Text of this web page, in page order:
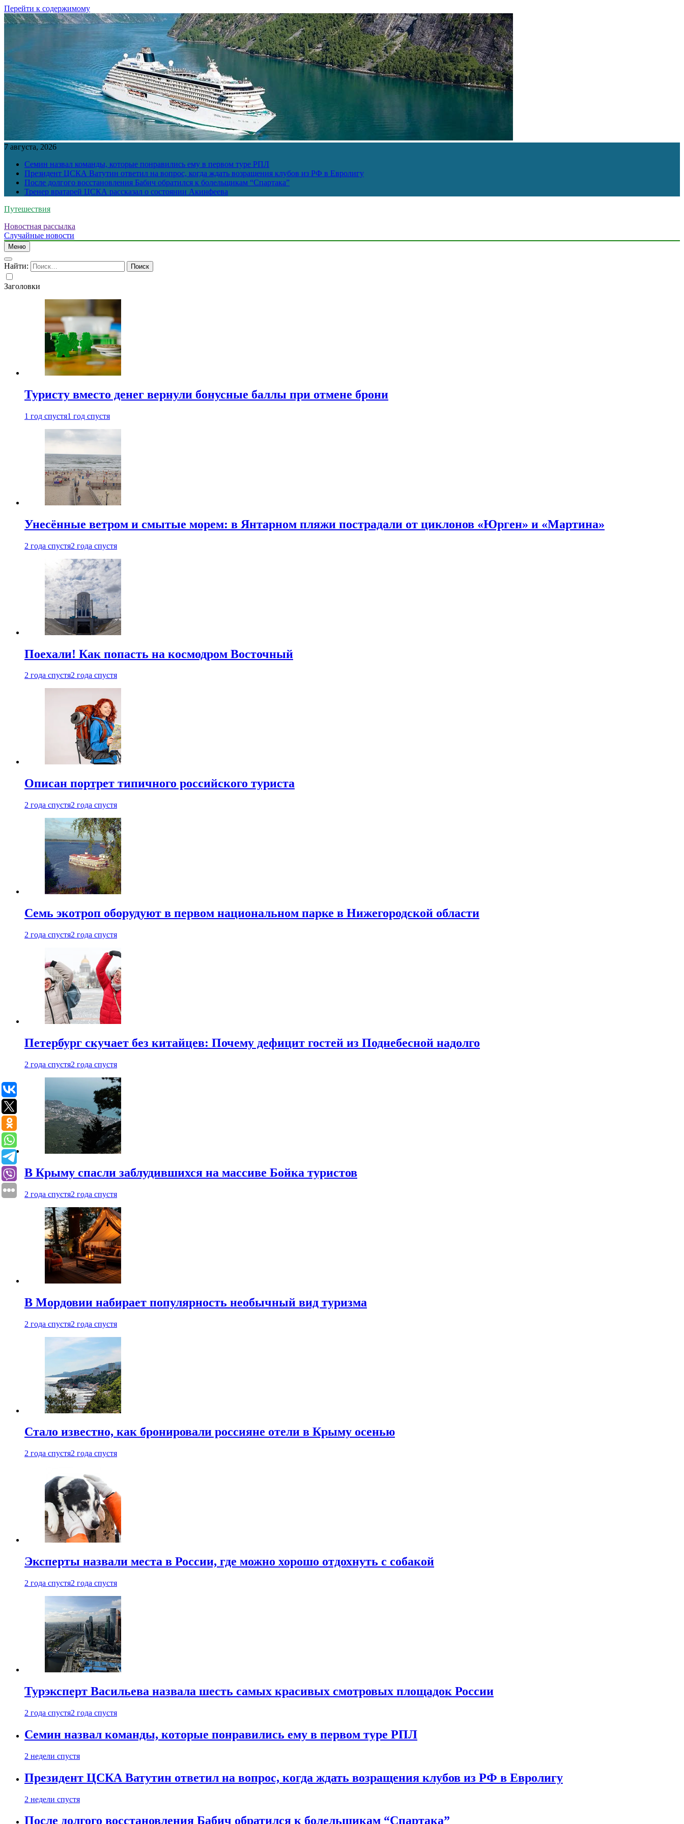
Перейти к содержимому
7 августа, 2026
Семин назвал команды, которые понравились ему в первом туре РПЛ
Президент ЦСКА Ватутин ответил на вопрос, когда ждать возращения клубов из РФ в Евролигу
После долгого восстановления Бабич обратился к болельщикам “Спартака”
Тренер вратарей ЦСКА рассказал о состоянии Акинфеева
Путешествия
Новостная рассылка
Случайные новости
Меню
Найти:
Заголовки
Туристу вместо денег вернули бонусные баллы при отмене брони
1 год спустя1 год спустя
Унесённые ветром и смытые морем: в Янтарном пляжи пострадали от циклонов «Юрген» и «Мартина»
2 года спустя2 года спустя
Поехали! Как попасть на космодром Восточный
2 года спустя2 года спустя
Описан портрет типичного российского туриста
2 года спустя2 года спустя
Семь экотроп оборудуют в первом национальном парке в Нижегородской области
2 года спустя2 года спустя
Петербург скучает без китайцев: Почему дефицит гостей из Поднебесной надолго
2 года спустя2 года спустя
В Крыму спасли заблудившихся на массиве Бойка туристов
2 года спустя2 года спустя
В Мордовии набирает популярность необычный вид туризма
2 года спустя2 года спустя
Стало известно, как бронировали россияне отели в Крыму осенью
2 года спустя2 года спустя
Эксперты назвали места в России, где можно хорошо отдохнуть с собакой
2 года спустя2 года спустя
Турэксперт Васильева назвала шесть самых красивых смотровых площадок России
2 года спустя2 года спустя
Семин назвал команды, которые понравились ему в первом туре РПЛ
2 недели спустя
Президент ЦСКА Ватутин ответил на вопрос, когда ждать возращения клубов из РФ в Евролигу
2 недели спустя
После долгого восстановления Бабич обратился к болельщикам “Спартака”